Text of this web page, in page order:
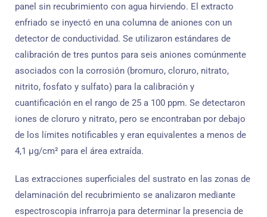
panel sin recubrimiento con agua hirviendo. El extracto
enfriado se inyectó en una columna de aniones con un
detector de conductividad. Se utilizaron estándares de
calibración de tres puntos para seis aniones comúnmente
asociados con la corrosión (bromuro, cloruro, nitrato,
nitrito, fosfato y sulfato) para la calibración y
cuantificación en el rango de 25 a 100 ppm. Se detectaron
iones de cloruro y nitrato, pero se encontraban por debajo
de los límites notificables y eran equivalentes a menos de
4,1 μg/cm² para el área extraída.
Las extracciones superficiales del sustrato en las zonas de
delaminación del recubrimiento se analizaron mediante
espectroscopia infrarroja para determinar la presencia de